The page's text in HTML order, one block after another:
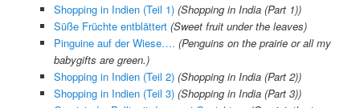
Shopping in Indien (Teil 1) (Shopping in India (Part 1))
Süße Früchte entblättert (Sweet fruit under the leaves)
Pinguine auf der Wiese…. (Penguins on the prairie or all my
babygifts are green.)
Shopping in Indien (Teil 2) (Shopping in India (Part 2))
Shopping in Indien (Teil 3) (Shopping in India (Part 3))